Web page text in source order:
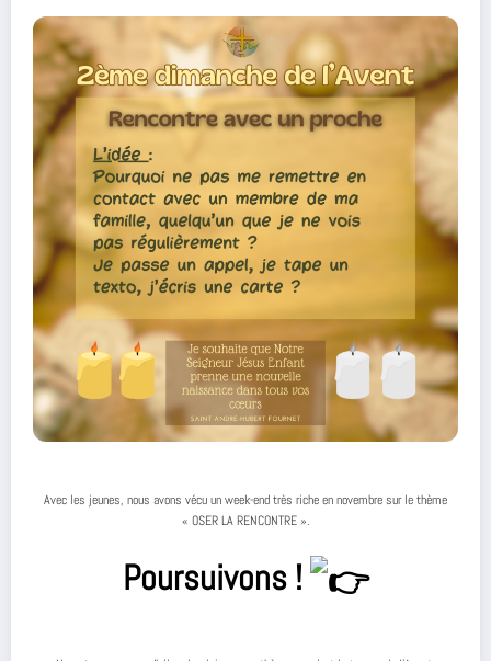
Avec les jeunes, nous avons vécu un week-end très riche en novembre sur le thème
« OSER LA RENCONTRE ».
Poursuivons !